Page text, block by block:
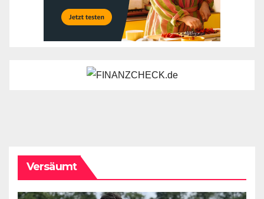
Versäumt